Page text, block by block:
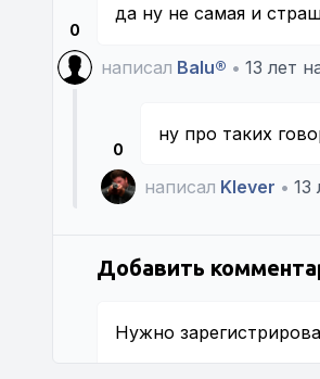
0
да ну не самая и
написал Balu® • 13 лет
0
ну про таких
написал Klever • 13
Добавить
Нужно